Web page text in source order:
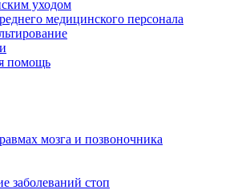
уходом
медицинского персонала
помощь
мозга и позвоночника
заболеваний стоп